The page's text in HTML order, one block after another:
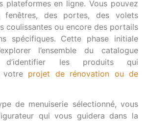
plateformes en ligne. Vous pouvez
fenêtres, des portes, des volets
coulissantes ou encore des portails
spécifiques. Cette phase initiale
l’ensemble du catalogue
les produits qui
votre projet de rénovation ou de
de menuiserie sélectionné, vous
qui vous guidera dans la